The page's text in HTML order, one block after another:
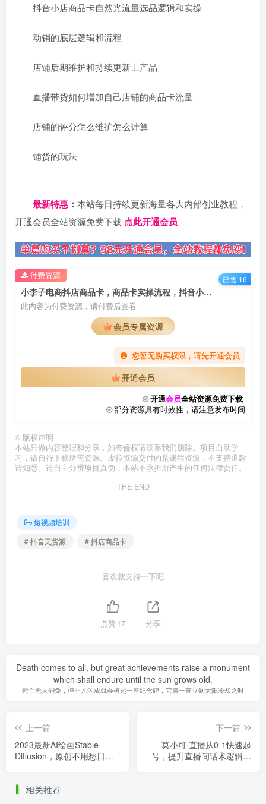
抖音小店商品卡自然光流量选品逻辑和实操
动销的底层逻辑和流程
店铺后期维护和持续更新上产品
直播带货如何增加自己店铺的商品卡流量
店铺的评分怎么维护怎么计算
铺货的玩法
最新特惠 ： 本站每日持续更新海量各大内部创业教程，
开通会员全站资源免费下载 点此开通会员
小李子电商抖店商品卡，商品卡实操流程，抖音小店无货源精细化全套流程
此内容为付费资源，请付费后查看
会员专属资源
您暂无购买权限，请先开通会员
开通会员
开通会员全站资源免费下载
部分资源具有时效性，请注意发布时间
付费资源 已售 16
© 版权声明
本站只做内容整理和分享，如有侵权请联系我们删除。项目自助学
习，请自行下载所需资源。虚拟资源交付的是课程资源，不支持退款
请知悉。请自主分辨项目真伪，本站不承担所产生的任何法律责任。
THE END
短视频培训
# 抖音无货源
# 抖店商品卡
喜欢就支持一下吧
点赞17 分享
Death comes to all, but great achievements raise a monument
which shall endure until the sun grows old.
死亡无人能免，但非凡的成就会树起一座纪念碑，它将一直立到太阳冷却之时
上一篇
2023最新AI绘画Stable
Diffusion，原创不用愁日赚
下一篇
莫小可·直播从0-1快速起
号，​提升直播间话术逻辑，
相关推荐